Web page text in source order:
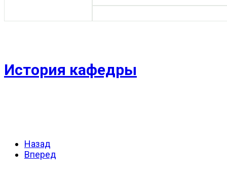
История кафедры
Назад
Вперед